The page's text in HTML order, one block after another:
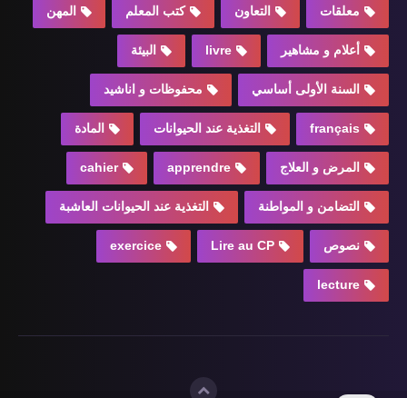
معلقات التعاون كتب المعلم المهن
أعلام و مشاهير livre البيئة
السنة الأولى أساسي محفوظات و اناشيد
français التغذية عند الحيوانات المادة
المرض و العلاج apprendre
cahier
التضامن و المواطنة التغذية عند الحيوانات العاشبة
نصوص Lire au CP
exercice
lecture